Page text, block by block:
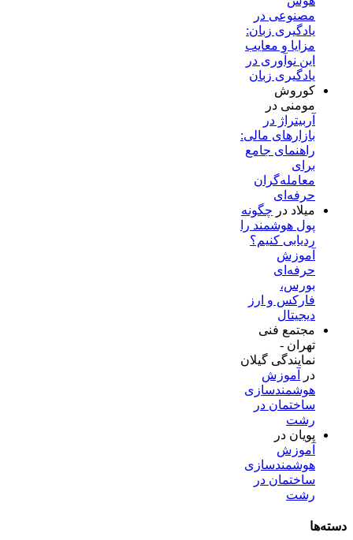
مصنوعی در
یادگیری زبان:
مزایا و معایب
این نوآوری در
یادگیری زبان
کوروش
مومنی در
آربیتراژ در
بازارهای مالی:
راهنمای جامع
برای
معامله‌گران
حرفه‌ای
میلاد در چگونه
پول هوشمند را
ردیابی کنیم؟
آموزش
حرفه‌ای
بورس،
فارکس و ارز
دیجیتال
مجتمع فنی
تهران -
نمایندگی گیلان
در
آموزش
هوشمندسازی
ساختمان در
رشت
پویان در
آموزش
هوشمندسازی
ساختمان در
رشت
دسته‌ها